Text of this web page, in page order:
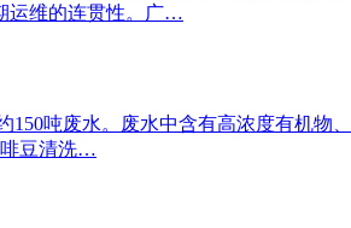
运维的连贯性。广…
吨废水。废水中含有高浓度有机物
啡豆清洗…